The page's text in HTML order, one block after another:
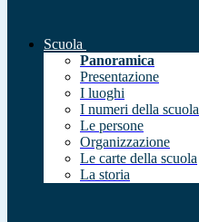
Scuola
Panoramica
Presentazione
I luoghi
I numeri della scuola
Le persone
Organizzazione
Le carte della scuola
La storia